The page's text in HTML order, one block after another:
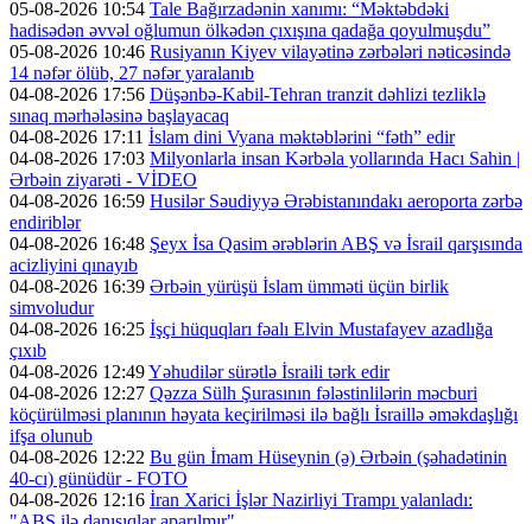
05-08-2026 10:54 Tale Bağırzadənin xanımı: “Məktəbdəki
hadisədən əvvəl oğlumun ölkədən çıxışına qadağa qoyulmuşdu”
05-08-2026 10:46 Rusiyanın Kiyev vilayətinə zərbələri nəticəsində
14 nəfər ölüb, 27 nəfər yaralanıb
04-08-2026 17:56 Düşənbə-Kabil-Tehran tranzit dəhlizi tezliklə
sınaq mərhələsinə başlayacaq
04-08-2026 17:11 İslam dini Vyana məktəblərini “fəth” edir
04-08-2026 17:03 Milyonlarla insan Kərbəla yollarında Hacı Sahin |
Ərbəin ziyarəti - VİDEO
04-08-2026 16:59 Husilər Səudiyyə Ərəbistanındakı aeroporta zərbə
endiriblər
04-08-2026 16:48 Şeyx İsa Qasim ərəblərin ABŞ və İsrail qarşısında
acizliyini qınayıb
04-08-2026 16:39 Ərbəin yürüşü İslam ümməti üçün birlik
simvoludur
04-08-2026 16:25 İşçi hüquqları fəalı Elvin Mustafayev azadlığa
çıxıb
04-08-2026 12:49Yəhudilər sürətlə İsraili tərk edir
04-08-2026 12:27 Qəzza Sülh Şurasının fələstinlilərin məcburi
köçürülməsi planının həyata keçirilməsi ilə bağlı İsraillə əməkdaşlığı
ifşa olunub
04-08-2026 12:22 Bu gün İmam Hüseynin (ə) Ərbəin (şəhadətinin
40-cı) günüdür - FOTO
04-08-2026 12:16 İran Xarici İşlər Nazirliyi Trampı yalanladı: